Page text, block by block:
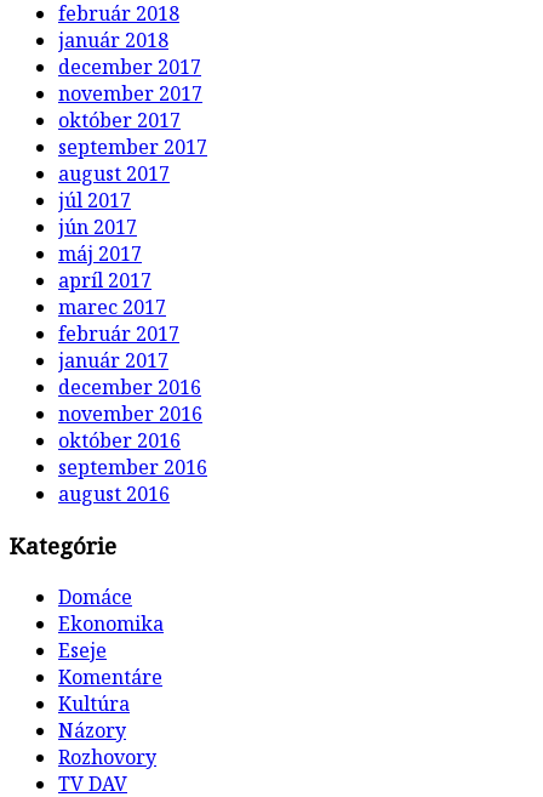
február 2018
január 2018
december 2017
november 2017
október 2017
september 2017
august 2017
júl 2017
jún 2017
máj 2017
apríl 2017
marec 2017
február 2017
január 2017
december 2016
november 2016
október 2016
september 2016
august 2016
Kategórie
Domáce
Ekonomika
Eseje
Komentáre
Kultúra
Názory
Rozhovory
TV DAV